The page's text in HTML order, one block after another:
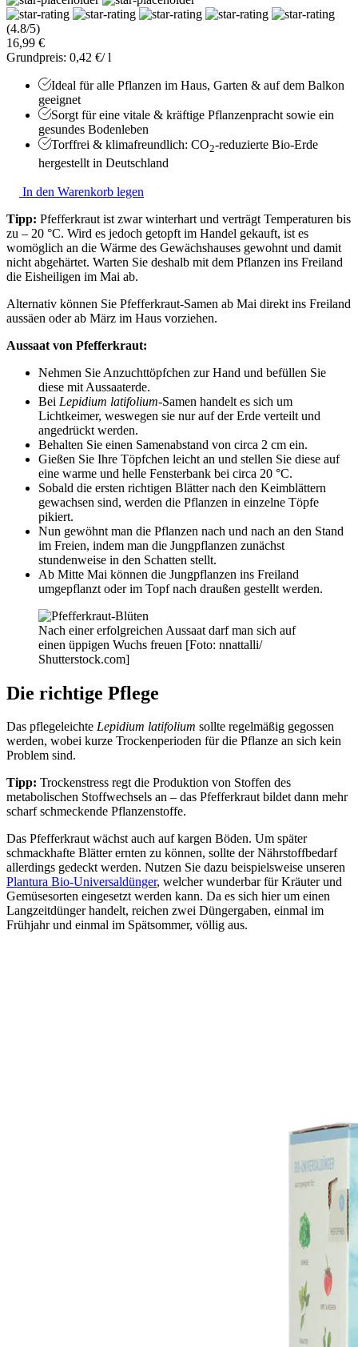
(4.8/5)
16,99 €
Grundpreis: 0,42 €/ l
Ideal für alle Pflanzen im Haus, Garten & auf dem Balkon
geeignet
Sorgt für eine vitale & kräftige Pflanzenpracht sowie ein
gesundes Bodenleben
Torffrei & klimafreundlich: CO2-reduzierte Bio-Erde
hergestellt in Deutschland
In den Warenkorb legen
Tipp: Pfefferkraut ist zwar winterhart und verträgt Temperaturen bis
zu – 20 °C. Wird es jedoch getopft im Handel gekauft, ist es
womöglich an die Wärme des Gewächshauses gewohnt und damit
nicht abgehärtet. Warten Sie deshalb mit dem Pflanzen ins Freiland
die Eisheiligen im Mai ab.
Alternativ können Sie Pfefferkraut-Samen ab Mai direkt ins Freiland
aussäen oder ab März im Haus vorziehen.
Aussaat von Pfefferkraut:
Nehmen Sie Anzuchttöpfchen zur Hand und befüllen Sie
diese mit Aussaaterde.
Bei Lepidium latifolium-Samen handelt es sich um
Lichtkeimer, weswegen sie nur auf der Erde verteilt und
angedrückt werden.
Behalten Sie einen Samenabstand von circa 2 cm ein.
Gießen Sie Ihre Töpfchen leicht an und stellen Sie diese auf
eine warme und helle Fensterbank bei circa 20 °C.
Sobald die ersten richtigen Blätter nach den Keimblättern
gewachsen sind, werden die Pflanzen in einzelne Töpfe
pikiert.
Nun gewöhnt man die Pflanzen nach und nach an den Stand
im Freien, indem man die Jungpflanzen zunächst
stundenweise in den Schatten stellt.
Ab Mitte Mai können die Jungpflanzen ins Freiland
umgepflanzt oder im Topf nach draußen gestellt werden.
Nach einer erfolgreichen Aussaat darf man sich auf
einen üppigen Wuchs freuen [Foto: nnattalli/
Shutterstock.com]
Die richtige Pflege
Das pflegeleichte Lepidium latifolium sollte regelmäßig gegossen
werden, wobei kurze Trockenperioden für die Pflanze an sich kein
Problem sind.
Tipp: Trockenstress regt die Produktion von Stoffen des
metabolischen Stoffwechsels an – das Pfefferkraut bildet dann mehr
scharf schmeckende Pflanzenstoffe.
Das Pfefferkraut wächst auch auf kargen Böden. Um später
schmackhafte Blätter ernten zu können, sollte der Nährstoffbedarf
allerdings gedeckt werden. Nutzen Sie dazu beispielsweise unseren
Plantura Bio-Universaldünger, welcher wunderbar für Kräuter und
Gemüsesorten eingesetzt werden kann. Da es sich hier um einen
Langzeitdünger handelt, reichen zwei Düngergaben, einmal im
Frühjahr und einmal im Spätsommer, völlig aus.